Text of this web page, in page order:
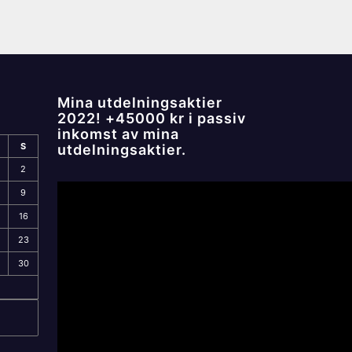
S
2
9
16
23
30
Mina utdelningsaktier
2022! +45000 kr i passiv
inkomst av mina
utdelningsaktier.